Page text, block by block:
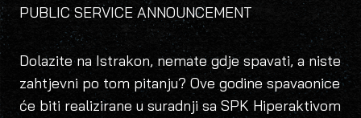
PUBLIC SERVICE ANNOUNCEMENT
Dolazite na Istrakon, nemate gdje spavati, a niste
zahtjevni po tom pitanju? Ove godine spavaonice
će biti realizirane u suradnji sa SPK Hiperaktivom